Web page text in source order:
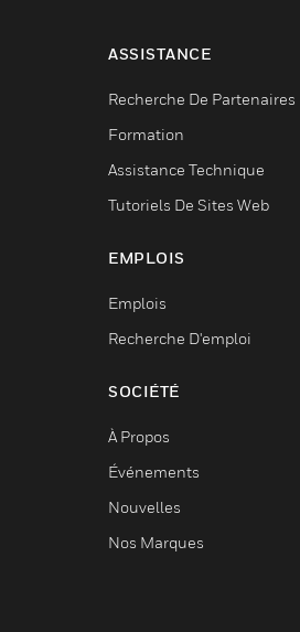
ASSISTANCE
Recherche De Partenaires
Formation
Assistance Technique
Tutoriels De Sites Web
EMPLOIS
Emplois
Recherche D'emploi
SOCIÉTÉ
À Propos
Événements
Nouvelles
Nos Marques